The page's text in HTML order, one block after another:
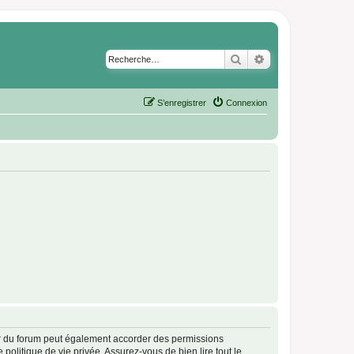
RechercherRecherche
Connexion
S’enregistrer
forum peut également accorder des permissions
de vie privée. Assurez-vous de bien lire tout le